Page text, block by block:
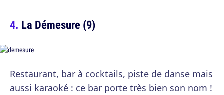
La Démesure (9)
Restaurant, bar à cocktails, piste de danse mais
aussi karaoké : ce bar porte très bien son nom !